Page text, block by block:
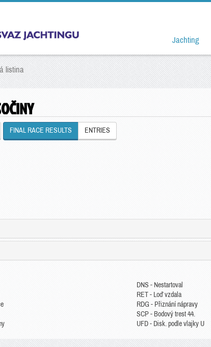
Jachting
listina
FINAL RACE RESULTS ENTRIES
DNS - Nestartoval
RET - Loď vzdala
RDG - Přiznání nápravy
SCP - Bodový trest 44.
UFD - Disk. podle vlajky U